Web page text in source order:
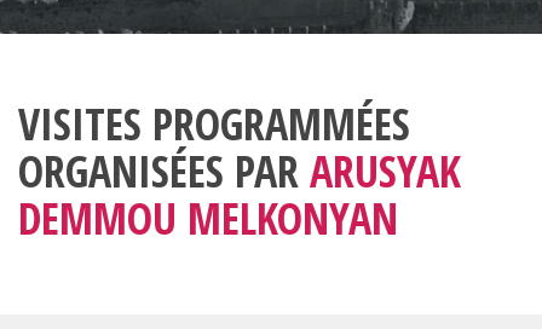
VISITES PROGRAMMÉES
ORGANISÉES PARARUSYAK
DEMMOU MELKONYAN